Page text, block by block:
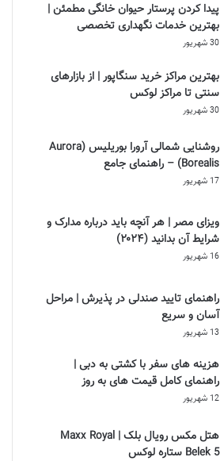
پیدا کردن پرستار حیوان خانگی مطمئن |
بهترین خدمات نگهداری تخصصی
30 شهریور
بهترین مراکز خرید سنگاپور | از بازارهای
سنتی تا مراکز لوکس
30 شهریور
روشنایی شمالی آرورا بوریلیس (Aurora
Borealis) – راهنمای جامع
17 شهریور
ویزای مصر | هر آنچه باید درباره مدارک و
شرایط آن بدانید (۲۰۲۴)
16 شهریور
راهنمای تایید صندلی در پذیرش | مراحل
آسان و سریع
13 شهریور
هزینه های سفر با کشتی به دبی |
راهنمای کامل قیمت های به روز
12 شهریور
هتل مکس رویال بلک | Maxx Royal
Belek 5 ستاره لوکس